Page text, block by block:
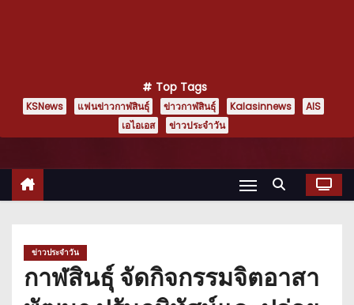
Top Tags
KSNews แฟนข่าวกาฬสินธุ์ ข่าวกาฬสินธุ์ Kalasinnews
AIS
เอไอเอส
ข่าวประจำวัน
ข่าวประจำวัน
กาฬสินธุ์ จัดกิจกรรมจิตอาสา